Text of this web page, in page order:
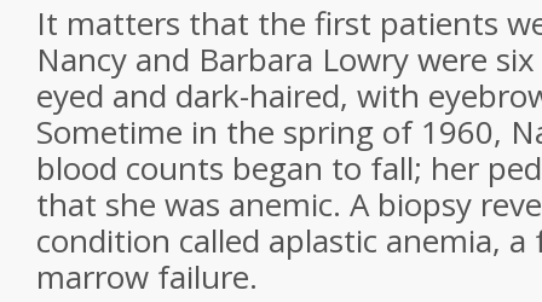
It matters that the first patients
Nancy and Barbara Lowry were
eyed and dark-haired, with
Sometime in the spring of 1960,
blood counts began to fall; her
that she was anemic. A biopsy
condition called aplastic anemia,
marrow failure.